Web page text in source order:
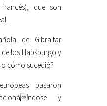
que son
de Gibraltar
los Habsburgo y
cómo sucedió?
pasaron
ndose y